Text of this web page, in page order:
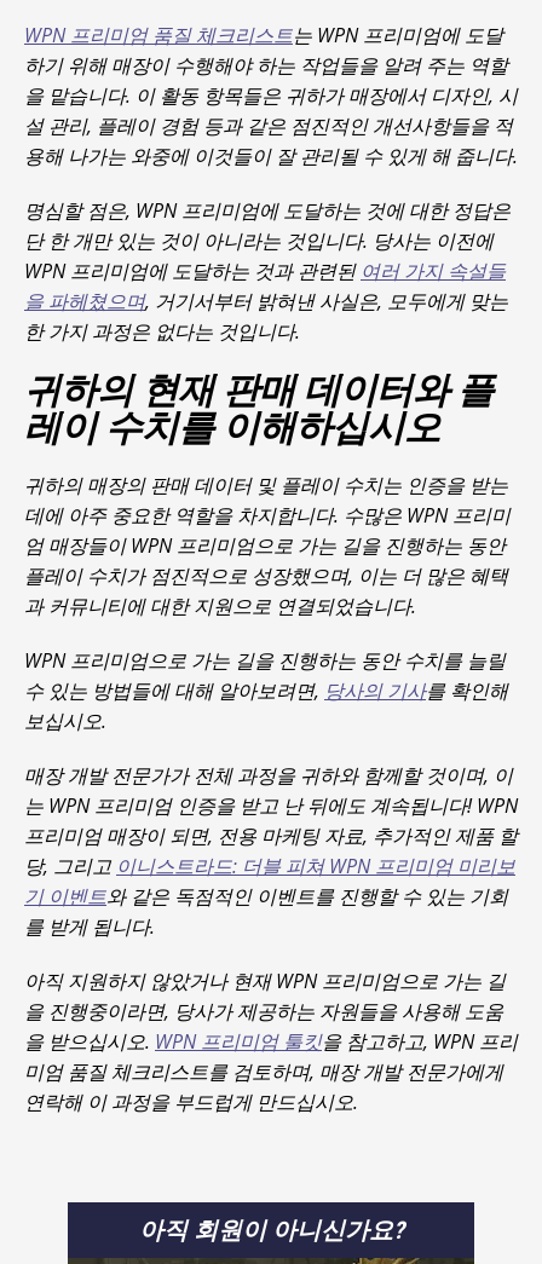
WPN 프리미엄 품질 체크리스트는 WPN 프리미엄에 도달
하기 위해 매장이 수행해야 하는 작업들을 알려 주는 역할
을 맡습니다. 이 활동 항목들은 귀하가 매장에서 디자인, 시
설 관리, 플레이 경험 등과 같은 점진적인 개선사항들을 적
용해 나가는 와중에 이것들이 잘 관리될 수 있게 해 줍니다.
명심할 점은, WPN 프리미엄에 도달하는 것에 대한 정답은
단 한 개만 있는 것이 아니라는 것입니다. 당사는 이전에
WPN 프리미엄에 도달하는 것과 관련된 여러 가지 속설들
을 파헤쳤으며, 거기서부터 밝혀낸 사실은, 모두에게 맞는
한 가지 과정은 없다는 것입니다.
귀하의 현재 판매 데이터와 플
레이 수치를 이해하십시오
귀하의 매장의 판매 데이터 및 플레이 수치는 인증을 받는
데에 아주 중요한 역할을 차지합니다. 수많은 WPN 프리미
엄 매장들이 WPN 프리미엄으로 가는 길을 진행하는 동안
플레이 수치가 점진적으로 성장했으며, 이는 더 많은 혜택
과 커뮤니티에 대한 지원으로 연결되었습니다.
WPN 프리미엄으로 가는 길을 진행하는 동안 수치를 늘릴
수 있는 방법들에 대해 알아보려면, 당사의 기사를 확인해
보십시오.
매장 개발 전문가가 전체 과정을 귀하와 함께할 것이며, 이
는 WPN 프리미엄 인증을 받고 난 뒤에도 계속됩니다! WPN
프리미엄 매장이 되면, 전용 마케팅 자료, 추가적인 제품 할
당, 그리고 이니스트라드: 더블 피쳐WPN 프리미엄 미리보
기 이벤트와 같은 독점적인 이벤트를 진행할 수 있는 기회
를 받게 됩니다.
아직 지원하지 않았거나 현재 WPN 프리미엄으로 가는 길
을 진행중이라면, 당사가 제공하는 자원들을 사용해 도움
을 받으십시오. WPN 프리미엄 툴킷을 참고하고, WPN 프리
미엄 품질 체크리스트를 검토하며, 매장 개발 전문가에게
연락해 이 과정을 부드럽게 만드십시오.
아직 회원이 아니신가요?